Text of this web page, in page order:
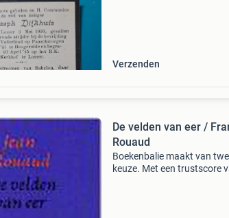
Verzenden
De velden van eer /
Rouaud
Boekenbalie maakt van
keuze. Met een trustscore